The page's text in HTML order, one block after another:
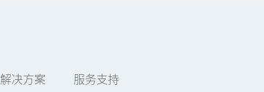
解决方案 服务支持